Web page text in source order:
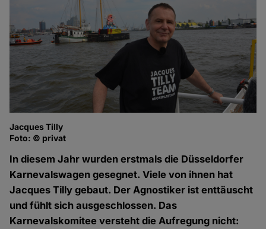
Jacques Tilly
Foto: © privat
In diesem Jahr wurden erstmals die Düsseldorfer
Karnevalswagen gesegnet. Viele von ihnen hat
Jacques Tilly gebaut. Der Agnostiker ist enttäuscht
und fühlt sich ausgeschlossen. Das
Karnevalskomitee versteht die Aufregung nicht: